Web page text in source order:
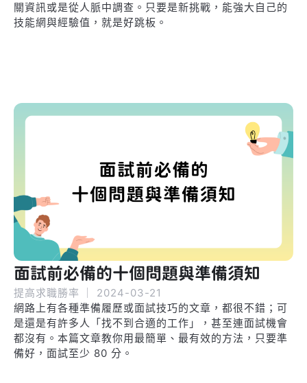
關資訊或是從人脈中調查。只要是新挑戰，能強大自己的
技能網與經驗值，就是好跳板。
面試前必備的十個問題與準備須知
提高求職勝率
2024-03-21
網路上有各種準備履歷或面試技巧的文章，都很不錯；可
是還是有許多人「找不到合適的工作」，甚至連面試機會
都沒有。本篇文章教你用最簡單、最有效的方法，只要準
備好，面試至少 80 分。